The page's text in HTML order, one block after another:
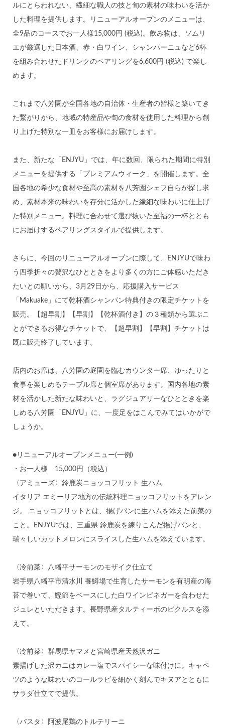
ルにとらわれない、繊細な職人の技と旬の素材の味わいを活か
した料理を提供します。リニューアルオープンのメニューは、
全9品のコースでお一人様15,000円 (税込)。飲み物は、ソムリ
エが厳選した日本酒、赤・白ワイン、シャンパーニュなど6杯
を組み合わせたドリンクのペアリングを6,600円 (税込) で楽し
めます。
これまで八芳園が全国各地の自治体・生産者の皆様と築いてき
た繋がりから、地域の特産品や旬の食材を使用した料理から創
り上げた特別な一皿をお客様にお届けします。
また、新たな「ENJYU」では、年に数回、限られた期間に特別
メニューを提供する「プレミアムウィーク」を開催します。全
国各地の希少な食材や至高の素材を八芳園シェフ自らが探し求
め、素材本来の味わいを存分に活かした繊細な味わいに仕上げ
た特別メニュー。料理に合わせて選び抜いた至福の一杯ととも
にお届けするペアリングスタイルで提供します。
さらに、今回のリニューアルオープンに際して、ENJYUで味わ
う四季折々の贅沢なひとときをより多くの方にご体感いただき
たいとの願いから、3月29日から、応援購⼊サービス
「Makuake」にて乾杯酒シャンパン特典付きの限定チケットを
販売。【超早割】【早割】【乾杯酒付き】の３種類から選ぶこ
とができるお得なチケットで、【超早割】【早割】チケットは
既に販売終了しています。
店内のお席は、八芳園の庭園を臨むカウンター席、ゆったりと
食事を楽しめるテーブル席と個室席があります。国内各地の素
材を活かした新たな味わいと、ラグジュアリーなひとときを楽
しめる八芳園「ENJYU」に、一度足をはこんでみてはいかがで
しょうか。
●リニューアルオープンメニュー(一例)
・お一人様 15,000円（税込）
〈アミューズ〉鈴鹿炭ニョッコフリット 生ハム
イタリア エミーリア地方の伝統料理ニョッコフリットをアレン
ジ。 ニョッコフリットとは、揚げパンに生ハムを添えた前菜の
こと。ENJYUでは、三重県 鈴鹿炭を練りこんだ揚げパンと、
瑞々しいカットメロンにスライスした生ハムを添えています。
〈冷前菜〉八幡平サーモンのモザイク仕立て
岩手県八幡平市清水川 養鱒場で生育したサーモンを有明産の海
苔で巻いて、鰹節をベースにした白ワインビネガーを合わせた
ジュレといただきます。長野県産タルティーボのピクルスを添
えて。
〈冷前菜〉群馬県ヤマメと宮崎県産天然沢ガニ
素揚げした沢カニはカレー塩でスパイシーな味付けに。キャベ
ツのような味わいのコールラビを細かく刻んでキヌアとともに
サラダ仕立てで提供。
〈パスタ〉阿波尾鶏のトルテリーニ